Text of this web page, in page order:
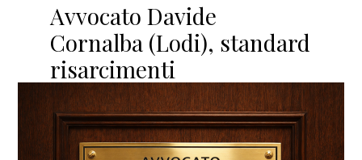
Avvocato Davide
Cornalba (Lodi), standard
risarcimenti